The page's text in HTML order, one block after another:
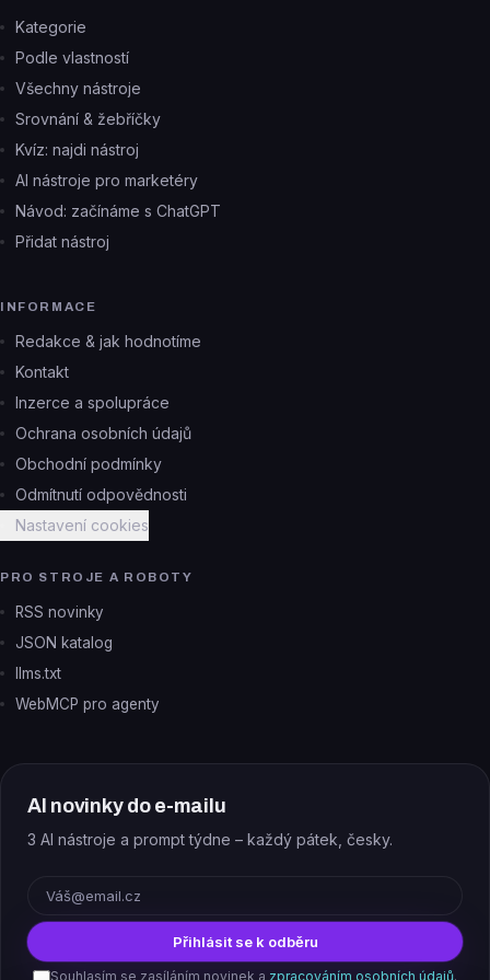
Kategorie
Podle vlastností
Všechny nástroje
Srovnání & žebříčky
Kvíz: najdi nástroj
AI nástroje pro marketéry
Návod: začínáme s ChatGPT
Přidat nástroj
INFORMACE
Redakce & jak hodnotíme
Kontakt
Inzerce a spolupráce
Ochrana osobních údajů
Obchodní podmínky
Odmítnutí odpovědnosti
Nastavení cookies
PRO STROJE A ROBOTY
RSS novinky
JSON katalog
llms.txt
WebMCP pro agenty
AI novinky do e-mailu
3 AI nástroje a prompt týdne – každý pátek, česky.
Přihlásit se k odběru
Souhlasím se zasíláním novinek a zpracováním osobních údajů.